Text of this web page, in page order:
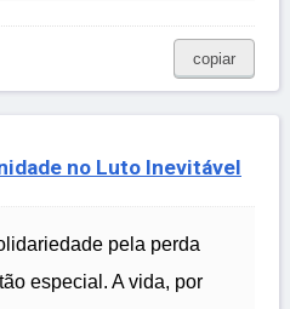
copiar
no Luto Inevitável
pela perda
especial. A vida, por